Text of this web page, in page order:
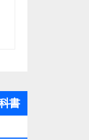
書